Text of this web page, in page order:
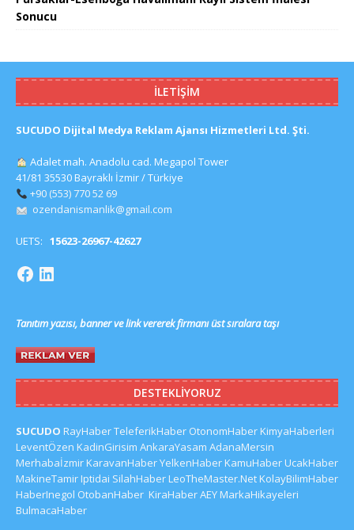
Sonucu
İLETIŞIM
SUCUDO Dijital Medya Reklam Ajansı Hizmetleri Ltd. Şti.
Adalet mah. Anadolu cad. Megapol Tower
41/81 35530 Bayraklı İzmir / Türkiye
+90 (553) 770 52 69
ozendanismanlik@gmail.com
UETS: 15623-26967-42627
Tanıtım yazısı, banner ve link vererek firmanı üst sıralara taşı
DESTEKLIYORUZ
SUCUDO RayHaberTeleferikHaber OtonomHaberKimyaHaberleri
LeventÖzen KadinGirisim AnkaraYasam AdanaMersin
MerhabaİzmirKaravanHaberYelkenHaberKamuHaberUcakHaber
MakineTamirIptidai SilahHaberLeoTheMaster.NetKolayBilimHaber
HaberInegol OtobanHaber KiraHaberAEYMarkaHikayeleri
BulmacaHaber